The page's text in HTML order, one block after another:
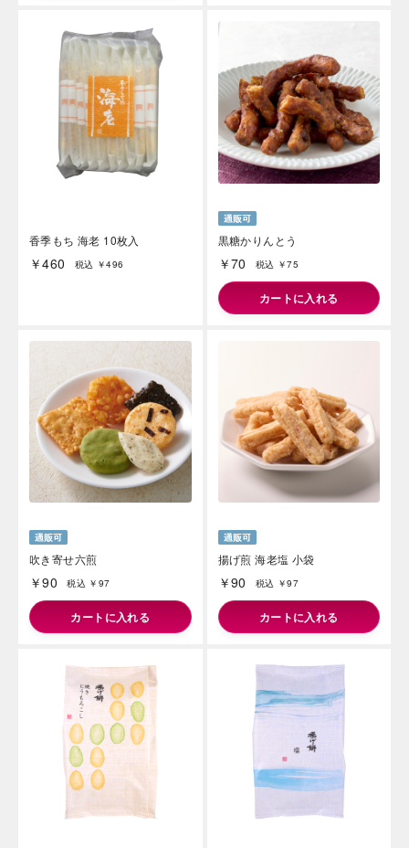
香季もち 海老 10枚入
￥460 税込 ￥496
黒糖かりんとう
￥70 税込 ￥75
カートに入れる
吹き寄せ六煎
￥90 税込 ￥97
カートに入れる
揚げ煎 海老塩 小袋
￥90 税込 ￥97
カートに入れる